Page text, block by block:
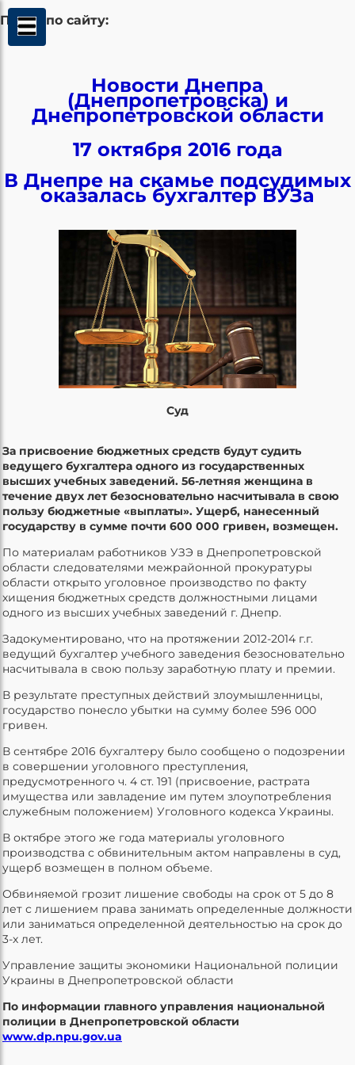
Поиск по сайту:
Новости Днепра
(Днепропетровска) и
Днепропетровской области
17 октября 2016 года
В Днепре на скамье подсудимых
оказалась бухгалтер ВУЗа
Суд
За присвоение бюджетных средств будут судить
ведущего бухгалтера одного из государственных
высших учебных заведений. 56-летняя женщина в
течение двух лет безосновательно насчитывала в свою
пользу бюджетные «выплаты». Ущерб, нанесенный
государству в сумме почти 600 000 гривен, возмещен.
По материалам работников УЗЭ в Днепропетровской
области следователями межрайонной прокуратуры
области открыто уголовное производство по факту
хищения бюджетных средств должностными лицами
одного из высших учебных заведений г. Днепр.
Задокументировано, что на протяжении 2012-2014 г.г.
ведущий бухгалтер учебного заведения безосновательно
насчитывала в свою пользу заработную плату и премии.
В результате преступных действий злоумышленницы,
государство понесло убытки на сумму более 596 000
гривен.
В сентябре 2016 бухгалтеру было сообщено о подозрении
в совершении уголовного преступления,
предусмотренного ч. 4 ст. 191 (присвоение, растрата
имущества или завладение им путем злоупотребления
служебным положением) Уголовного кодекса Украины.
В октябре этого же года материалы уголовного
производства с обвинительным актом направлены в суд,
ущерб возмещен в полном объеме.
Обвиняемой грозит лишение свободы на срок от 5 до 8
лет с лишением права занимать определенные должности
или заниматься определенной деятельностью на срок до
3-х лет.
Управление защиты экономики Национальной полиции
Украины в Днепропетровской области
По информации главного управления национальной
полиции в Днепропетровской области
www.dp.npu.gov.ua